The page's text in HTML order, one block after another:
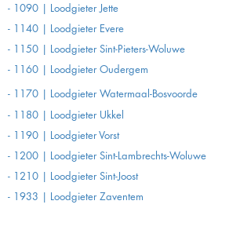
- 1090 | Loodgieter Jette
- 1140 | Loodgieter Evere
- 1150 | Loodgieter Sint-Pieters-Woluwe
- 1160 | Loodgieter Oudergem
- 1170 | Loodgieter Watermaal-Bosvoorde
- 1180 | Loodgieter Ukkel
- 1190 | Loodgieter Vorst
- 1200 | Loodgieter Sint-Lambrechts-Woluwe
- 1210 | Loodgieter Sint-Joost
- 1933 | Loodgieter Zaventem